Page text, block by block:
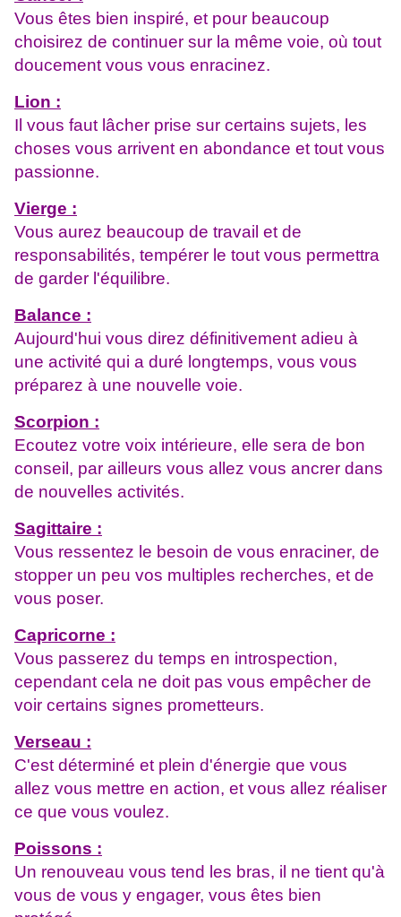
Vous êtes bien inspiré, et pour beaucoup
choisirez de continuer sur la même voie, où tout
doucement vous vous enracinez.
Lion :
Il vous faut lâcher prise sur certains sujets, les
choses vous arrivent en abondance et tout vous
passionne.
Vierge :
Vous aurez beaucoup de travail et de
responsabilités, tempérer le tout vous permettra
de garder l'équilibre.
Balance :
Aujourd'hui vous direz définitivement adieu à
une activité qui a duré longtemps, vous vous
préparez à une nouvelle voie.
Scorpion :
Ecoutez votre voix intérieure, elle sera de bon
conseil, par ailleurs vous allez vous ancrer dans
de nouvelles activités.
Sagittaire :
Vous ressentez le besoin de vous enraciner, de
stopper un peu vos multiples recherches, et de
vous poser.
Capricorne :
Vous passerez du temps en introspection,
cependant cela ne doit pas vous empêcher de
voir certains signes prometteurs.
Verseau :
C'est déterminé et plein d'énergie que vous
allez vous mettre en action, et vous allez réaliser
ce que vous voulez.
Poissons :
Un renouveau vous tend les bras, il ne tient qu'à
vous de vous y engager, vous êtes bien